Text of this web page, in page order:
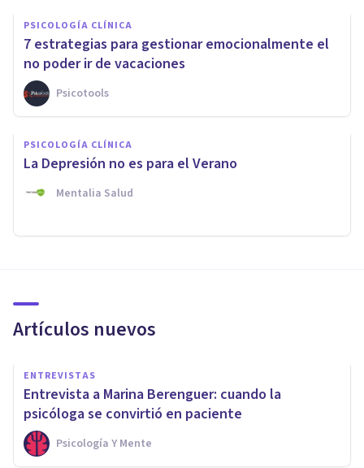
PSICOLOGÍA CLÍNICA
7 estrategias para gestionar emocionalmente el
no poder ir de vacaciones
Psicotools
PSICOLOGÍA CLÍNICA
La Depresión no es para el Verano
Mentalia Salud
Artículos nuevos
ENTREVISTAS
Entrevista a Marina Berenguer: cuando la
psicóloga se convirtió en paciente
Psicología Y Mente